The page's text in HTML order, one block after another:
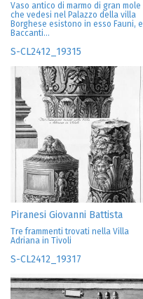
Vaso antico di marmo di gran mole
che vedesi nel Palazzo della villa
Borghese esistono in esso Fauni, e
Baccanti...
S-CL2412_19315
Piranesi Giovanni Battista
Tre frammenti trovati nella Villa
Adriana in Tivoli
S-CL2412_19317